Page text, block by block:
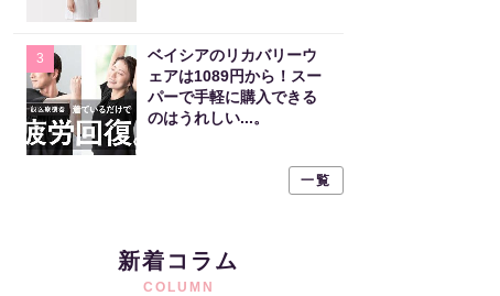
3
ベイシアのリカバリーウ
ェアは1089円から！スー
パーで手軽に購入できる
のはうれしい...。
一覧
新着コラム
COLUMN